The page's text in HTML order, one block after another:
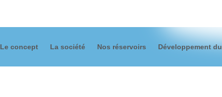
Le concept La société Nos réservoirs Développement